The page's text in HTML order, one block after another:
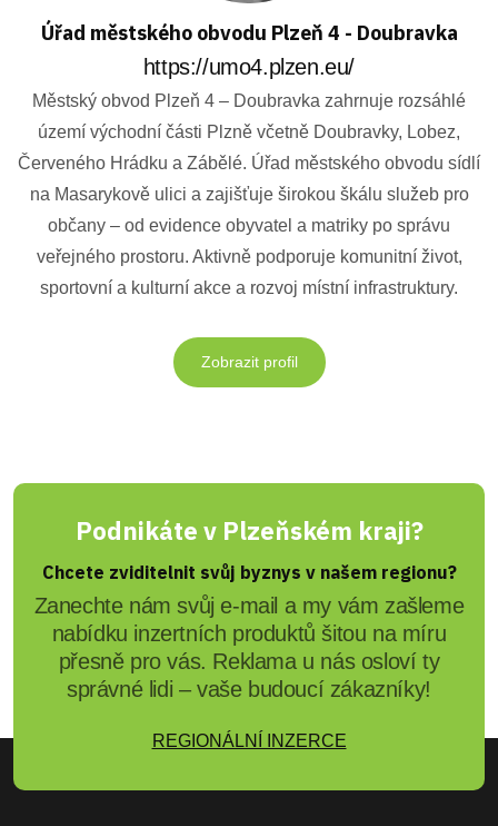
Úřad městského obvodu Plzeň 4 - Doubravka
https://umo4.plzen.eu/
Městský obvod Plzeň 4 – Doubravka zahrnuje rozsáhlé
území východní části Plzně včetně Doubravky, Lobez,
Červeného Hrádku a Zábělé. Úřad městského obvodu sídlí
na Masarykově ulici a zajišťuje širokou škálu služeb pro
občany – od evidence obyvatel a matriky po správu
veřejného prostoru. Aktivně podporuje komunitní život,
sportovní a kulturní akce a rozvoj místní infrastruktury.
Zobrazit profil
Podnikáte v Plzeňském kraji?
Chcete zviditelnit svůj byznys v našem regionu?
Zanechte nám svůj e-mail a my vám zašleme
nabídku inzertních produktů šitou na míru
přesně pro vás. Reklama u nás osloví ty
správné lidi – vaše budoucí zákazníky!
REGIONÁLNÍ INZERCE